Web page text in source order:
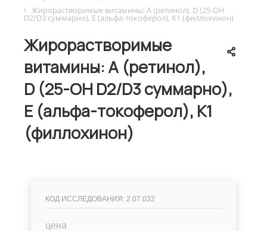
Жирорастворимые витамины: A (ретинол), D (25-OH
D2/D3 суммарно), E (альфа-токоферол), K1 (филлохинон)
Жирорастворимые
витамины: A (ретинол),
D (25-OH D2/D3 суммарно),
E (альфа-токоферол), K1
(филлохинон)
КОД ИССЛЕДОВАНИЯ: 2.07.032
цена